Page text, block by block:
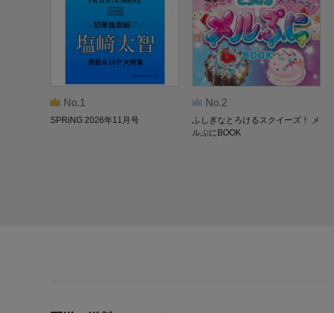
No.1
SPRiNG 2026年11月号
No.2
ふしぎなとろけるスクイーズ！ メ
ルぷにBOOK